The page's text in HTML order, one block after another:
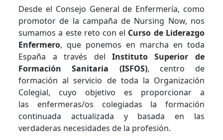
Desde el Consejo General de Enfermería, como
promotor de la campaña de Nursing Now, nos
sumamos a este reto con el Curso de Liderazgo
Enfermero, que ponemos en marcha en toda
España a través del Instituto Superior de
Formación Sanitaria (ISFOS), centro de
formación al servicio de toda la Organización
Colegial, cuyo objetivo es proporcionar a
las enfermeras/os colegiadas la formación
continuada actualizada y basada en las
verdaderas necesidades de la profesión.